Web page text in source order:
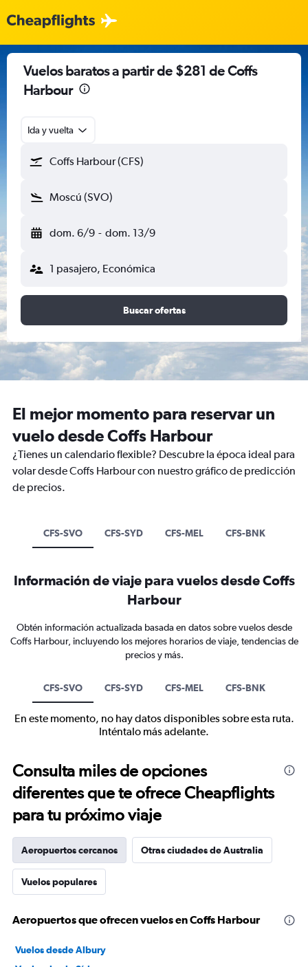
Vuelos baratos a partir de $281 de Coffs
Harbour
Ida y vuelta
Coffs Harbour (CFS)
Moscú (SVO)
dom. 6/9 - dom. 13/9
1 pasajero, Económica
Buscar ofertas
El mejor momento para reservar un
vuelo desde Coffs Harbour
¿Tienes un calendario flexible? Descubre la época ideal para
volar desde Coffs Harbour con nuestro gráfico de predicción
de precios.
CFS-SVO CFS-SYD CFS-MEL CFS-BNK
Información de viaje para vuelos desde Coffs
Harbour
Obtén información actualizada basada en datos sobre vuelos desde
Coffs Harbour, incluyendo los mejores horarios de viaje, tendencias de
precios y más.
CFS-SVO CFS-SYD CFS-MEL CFS-BNK
En este momento, no hay datos disponibles sobre esta ruta.
Inténtalo más adelante.
Consulta miles de opciones
diferentes que te ofrece Cheapflights
para tu próximo viaje
Aeropuertos cercanos Otras ciudades de Australia
Vuelos populares
Aeropuertos que ofrecen vuelos en Coffs Harbour
Vuelos desde Albury